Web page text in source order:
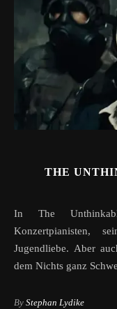
THE
In The Unthinkable begegnen wir einem jungen
Konzertpianisten,
Jugendliebe. Aber
dem Nichts ganz
By Stephan Lydike